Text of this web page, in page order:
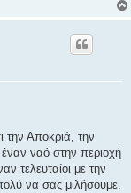
την Αποκριά, την
ναό στην περιοχή
τελευταίοι με την
να σας μιλήσουμε.